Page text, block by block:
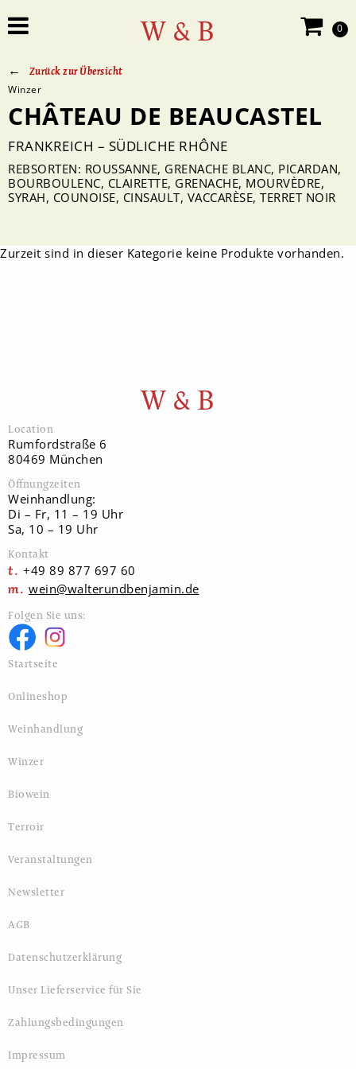
0
W & B
Zurück zur Übersicht
Winzer
CHÂTEAU DE BEAUCASTEL
FRANKREICH – SÜDLICHE RHÔNE
REBSORTEN: ROUSSANNE, GRENACHE BLANC, PICARDAN,
BOURBOULENC, CLAIRETTE, GRENACHE, MOURVÈDRE,
SYRAH, COUNOISE, CINSAULT, VACCARÈSE, TERRET NOIR
Zurzeit sind in dieser Kategorie keine Produkte vorhanden.
W & B
Location
Rumfordstraße 6
80469 München
Öffnungzeiten
Weinhandlung:
Di – Fr, 11 – 19 Uhr
Sa, 10 – 19 Uhr
Kontakt
+49 89 877 697 60
wein@walterundbenjamin.de
Folgen Sie uns:
Startseite
Onlineshop
Weinhandlung
Winzer
Biowein
Terroir
Veranstaltungen
Newsletter
AGB
Datenschutzerklärung
Unser Lieferservice für Sie
Zahlungsbedingungen
Impressum